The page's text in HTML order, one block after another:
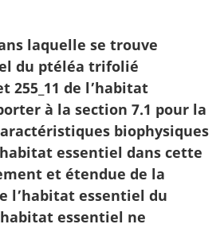
laquelle se trouve
du ptéléa trifolié
255_11 de l’habitat
à la section 7.1 pour la
biophysiques
essentiel dans cette
et étendue de la
l’habitat essentiel du
essentiel ne